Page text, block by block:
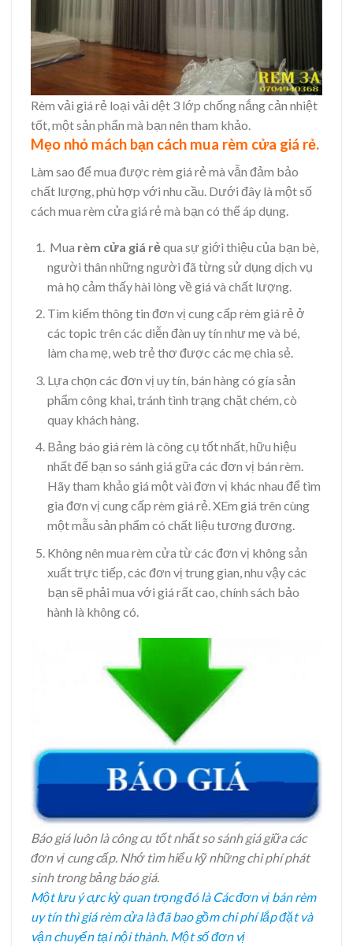
Rèm vải giá rẻ loại vải dệt 3 lớp chống nắng cản nhiệt
tốt, một sản phẩn mà bạn nên tham khảo.
Mẹo nhỏ mách bạn cách mua rèm cửa giá rẻ.
Làm sao để mua được rèm giá rẻ mà vẫn đảm bảo
chất lượng, phù hợp với nhu cầu. Dưới đây là một số
cách mua rèm cửa giá rẻ mà bạn có thể áp dụng.
Mua rèm cửa giá rẻqua sự giới thiệu của bạn bè,
người thân những người đã từng sử dụng dịch vụ
mà họ cảm thấy hài lòng về giá và chất lượng.
Tìm kiếm thông tin đơn vị cung cấp rèm giá rẻ ở
các topic trên các diễn đàn uy tín như mẹ và bé,
làm cha mẹ, web trẻ thơ được các mẹ chia sẻ.
Lựa chọn các đơn vị uy tín, bán hàng có gía sản
phẩm công khai, tránh tình trạng chặt chém, cò
quay khách hàng.
Bảng báo giá rèm là công cụ tốt nhất, hữu hiệu
nhất để bạn so sánh giá gữa các đơn vị bán rèm.
Hãy tham khảo giá một vài đơn vị khác nhau để tìm
gia đơn vị cung cấp rèm giá rẻ. XEm giá trên cùng
một mẫu sản phẩm có chất liệu tương đương.
Không nên mua rèm cửa từ các đơn vị không sản
xuất trực tiếp, các đơn vị trung gian, nhu vậy các
bạn sẽ phải mua với giá rất cao, chính sách bảo
hành là không có.
Báo giá luôn là công cụ tốt nhất so sánh giá giữa các
đơn vị cung cấp. Nhớ tìm hiểu kỹ những chi phí phát
sinh trong bảng báo giá.
Một lưu ý cực kỳ quan trọng đó là Các đơn vị bán rèm
uy tín thì giá rèm cửa là đã bao gồm chi phí lắp đặt và
vận chuyển tại nội thành. Một số đơn vị